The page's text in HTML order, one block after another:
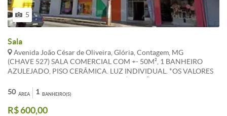
5
Sala
Avenida João César de Oliveira, Glória, Contagem, MG
(CHAVE 527) SALA COMERCIAL COM +- 50M², 1 BANHEIRO
AZULEJADO, PISO CERÂMICA. LUZ INDIVIDUAL. *OS VALORES
PODEM SOFRER ALTERAÇÕES. WHATSAPP: (31) 983 868 716
ÁREA
50 BANHEIRO(S)
1
R$ 600,00